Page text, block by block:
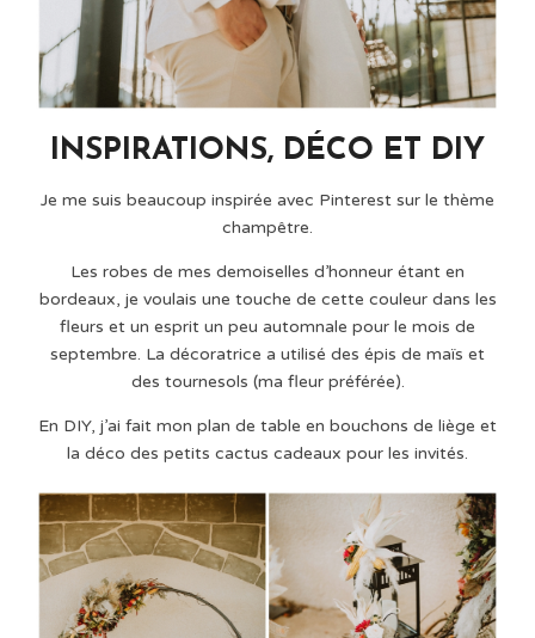
INSPIRATIONS, DÉCO ET DIY
Je me suis beaucoup inspirée avec Pinterest sur le thème
champêtre.
Les robes de mes demoiselles d’honneur étant en
bordeaux, je voulais une touche de cette couleur dans les
fleurs et un esprit un peu automnale pour le mois de
septembre. La décoratrice a utilisé des épis de maïs et
des tournesols (ma fleur préférée).
En DIY, j’ai fait mon plan de table en bouchons de liège et
la déco des petits cactus cadeaux pour les invités.